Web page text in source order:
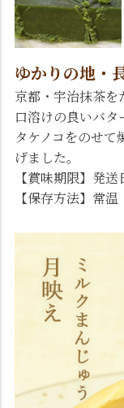
ゆかりの地・
京都・宇治抹茶を
口溶けの良いバ
タケノコをのせて
げました。
【賞味期限】発
【保存方法】常温